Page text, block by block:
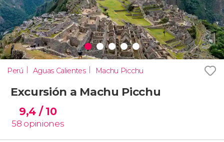
Perú Aguas Calientes Machu Picchu
Excursión a Machu Picchu
9,4 / 10
58 opiniones